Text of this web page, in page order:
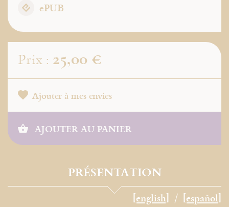
ePUB
Prix : 25,00 €
Ajouter à mes envies
AJOUTER AU PANIER
PRÉSENTATION
[english] [español]